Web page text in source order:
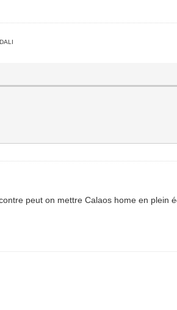
peut on mettre Calaos home en plein